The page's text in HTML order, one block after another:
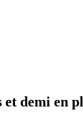
et demi en